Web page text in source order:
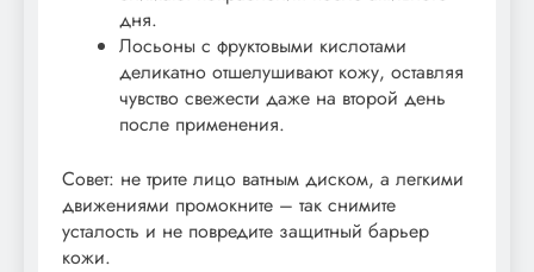
дня.
Лосьоны с фруктовыми кислотами
деликатно отшелушивают кожу, оставляя
чувство свежести даже на второй день
после применения.
Совет: не трите лицо ватным диском, а легкими
движениями промокните – так снимите
усталость и не повредите защитный барьер
кожи.